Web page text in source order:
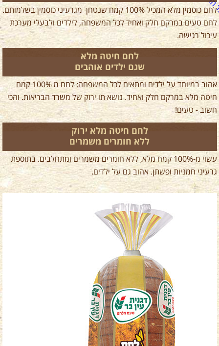
לחם כוסמין מלא המכיל 100% קמח שנטחן מגרעיני כוסמין בשלמותם.
לחם טעים במרקם חלק ואחיד לכל המשפחה, לילדים ולבעלי מערכת
עיכול רגישה.
לחם חיטה מלא
שגם ילדים אוהבים
אהוב במיוחד על ילדים ומתאים לכל המשפחה: לחם מ 100% קמח
חיטה מלא במרקם חלק ואחיד. נושא תו ירוק של משרד הבריאות. והכי
חשוב - טעים!
לחם חיטה מלא ירוק
ללא חומרים משמרים
עשוי מ-100% קמח מלא, ללא חומרים משמרים ומתחלבים. בתוספת
גרעיני חמניות ופשתן. אהוב גם על ילדים.